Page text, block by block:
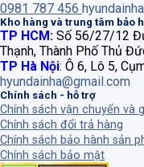
0981 787 456
Kho hàng và trung tâm bảo
TP HCM: Số 56/27/12
Thạnh, Thành Phố Thủ
TP Hà Nội: Ô 6, Lô 5,
hyundainha@gmail.com
Chính sách - hỗ trợ
Chính sách vận chuyển và
Chính sách đổi trả hàng
Chính sách bảo hành sản
Chính sách bảo mật